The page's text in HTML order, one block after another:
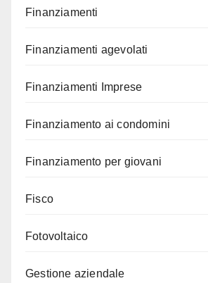
Finanziamenti
Finanziamenti agevolati
Finanziamenti Imprese
Finanziamento ai condomini
Finanziamento per giovani
Fisco
Fotovoltaico
Gestione aziendale